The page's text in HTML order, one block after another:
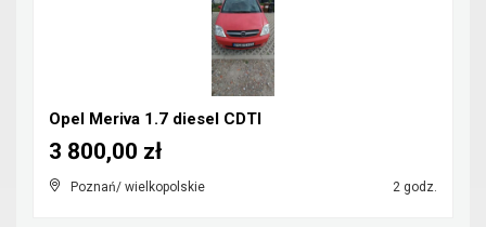
Opel Meriva 1.7 diesel CDTI
Poznań/ wielkopolskie 2 godz.
3 800,00 zł